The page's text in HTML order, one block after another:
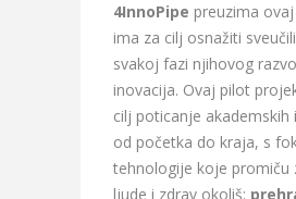
4InnoPipe preuzima
ima za cilj osnažiti
svakoj fazi njihovog
inovacija. Ovaj pilot
cilj poticanje akademskih
od početka do kraja, s
tehnologije koje promiču
ljude i zdrav okoliš: